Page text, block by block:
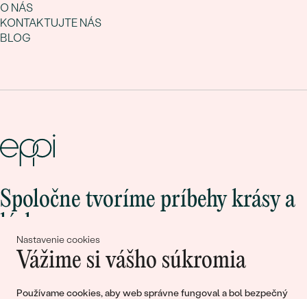
Nastavenie cookies
Vážime si vášho súkromia
Používame cookies, aby web správne fungoval a bol bezpečný
O NÁS
KONTAKTUJTE NÁS
BLOG
Spoločne tvoríme príbehy krásy a
lásky
Pripojte sa k nám!